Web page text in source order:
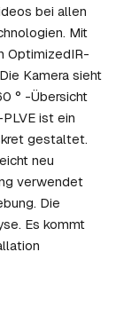
bei allen
Mit
OptimizedIR-
Kamera sieht
​​° -Übersicht
ist ein
gestaltet.
neu
verwendet
Die
Es kommt